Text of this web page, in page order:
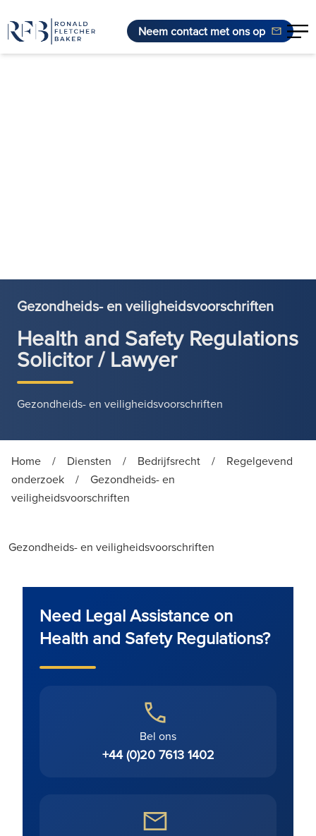
Neem contact met ons op
Gezondheids- en veiligheidsvoorschriften
Health and Safety Regulations
Solicitor / Lawyer
Gezondheids- en veiligheidsvoorschriften
Home / Diensten / Bedrijfsrecht /
Regelgevend
onderzoek
/
Gezondheids- en
veiligheidsvoorschriften
Gezondheids- en veiligheidsvoorschriften
Need Legal Assistance on
Health and Safety Regulations?
Bel ons
+44 (0)20 7613 1402